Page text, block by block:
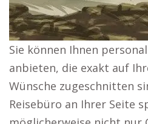
Sie können Ihnen
anbieten, die exakt auf
Wünsche zugeschnitten
Reisebüro an Ihrer Seite